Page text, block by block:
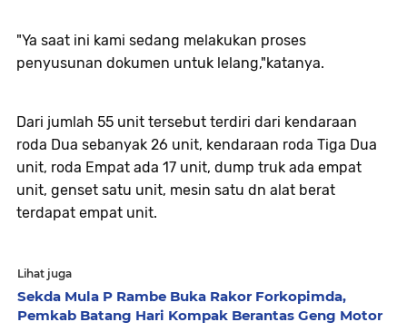
"Ya saat ini kami sedang melakukan proses
penyusunan dokumen untuk lelang,"katanya.
Dari jumlah 55 unit tersebut terdiri dari kendaraan
roda Dua sebanyak 26 unit, kendaraan roda Tiga Dua
unit, roda Empat ada 17 unit, dump truk ada empat
unit, genset satu unit, mesin satu dn alat berat
terdapat empat unit.
Lihat juga
Sekda Mula P Rambe Buka Rakor Forkopimda,
Pemkab Batang Hari Kompak Berantas Geng Motor